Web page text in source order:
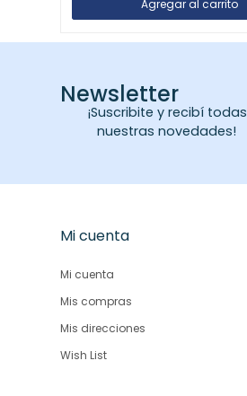
Newsletter
¡Suscribite y recibí todas
nuestras novedades!
Mi cuenta
Mi cuenta
Mis compras
Mis direcciones
Wish List